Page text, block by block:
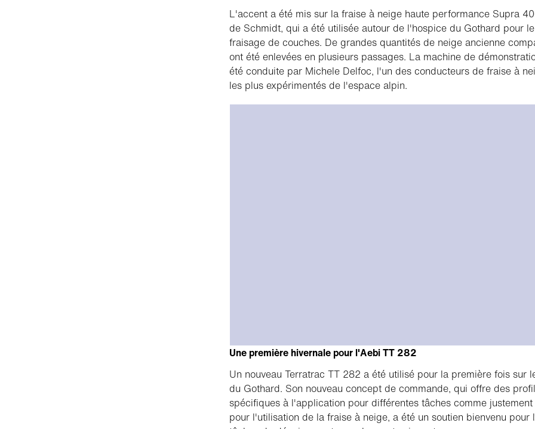
L'accent a été mis sur la fraise à neige haute performance Supra
de Schmidt, qui a été utilisée autour de l'hospice du Gothard pour le
fraisage de couches. De grandes quantités de neige ancienne
ont été enlevées en plusieurs passages. La machine de
été conduite par Michele Delfoc, l'un des conducteurs de fraise à
les plus expérimentés de l'espace alpin.
Une première hivernale pour l'Aebi TT 282
Un nouveau Terratrac TT 282 a été utilisé pour la première fois sur
du Gothard. Son nouveau concept de commande, qui offre des
spécifiques à l'application pour différentes tâches comme justement
pour l'utilisation de la fraise à neige, a été un soutien bienvenu pour